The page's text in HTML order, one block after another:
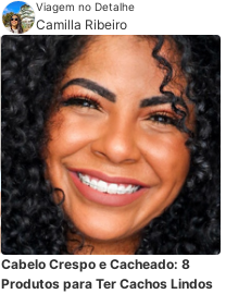
Investimento
Viagem no Detalhe
Camilla Ribeiro
Cabelo Crespo e Cacheado: 8
Produtos para Ter Cachos Lindos